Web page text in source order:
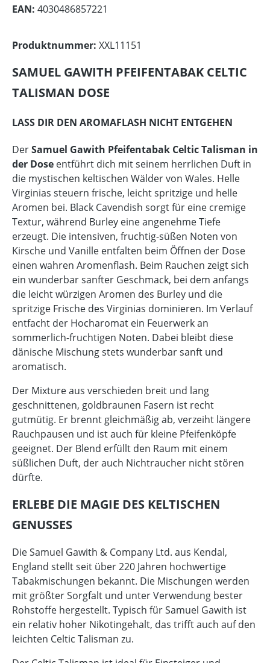
EAN: 4030486857221
Produktnummer: XXL11151
SAMUEL GAWITH PFEIFENTABAK CELTIC
TALISMAN DOSE
LASS DIR DEN AROMAFLASH NICHT ENTGEHEN
DerSamuel Gawith Pfeifentabak Celtic Talisman in
der Dose entführt dich mit seinem herrlichen Duft in
die mystischen keltischen Wälder von Wales. Helle
Virginias steuern frische, leicht spritzige und helle
Aromen bei. Black Cavendish sorgt für eine cremige
Textur, während Burley eine angenehme Tiefe
erzeugt. Die intensiven, fruchtig-süßen Noten von
Kirsche und Vanille entfalten beim Öffnen der Dose
einen wahren Aromenflash. Beim Rauchen zeigt sich
ein wunderbar sanfter Geschmack, bei dem anfangs
die leicht würzigen Aromen des Burley und die
spritzige Frische des Virginias dominieren. Im Verlauf
entfacht der Hocharomat ein Feuerwerk an
sommerlich-fruchtigen Noten. Dabei bleibt diese
dänische Mischung stets wunderbar sanft und
aromatisch.
Der Mixture aus verschieden breit und lang
geschnittenen, goldbraunen Fasern ist recht
gutmütig. Er brennt gleichmäßig ab, verzeiht längere
Rauchpausen und ist auch für kleine Pfeifenköpfe
geeignet. Der Blend erfüllt den Raum mit einem
süßlichen Duft, der auch Nichtraucher nicht stören
dürfte.
ERLEBE DIE MAGIE DES KELTISCHEN
GENUSSES
Die Samuel Gawith & Company Ltd. aus Kendal,
England stellt seit über 220 Jahren hochwertige
Tabakmischungen bekannt. Die Mischungen werden
mit größter Sorgfalt und unter Verwendung bester
Rohstoffe hergestellt. Typisch für Samuel Gawith ist
ein relativ hoher Nikotingehalt, das trifft auch auf den
leichten Celtic Talisman zu.